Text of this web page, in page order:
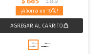
$ 819
16